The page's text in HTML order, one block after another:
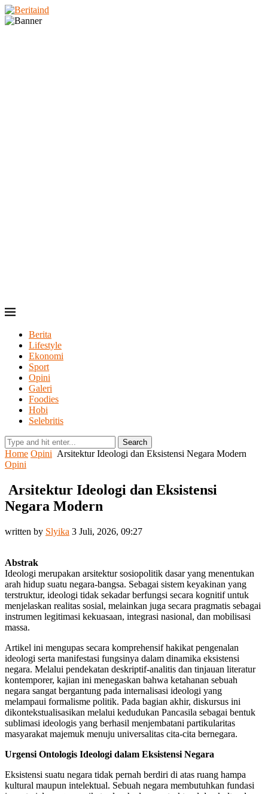
Berita
Lifestyle
Ekonomi
Sport
Opini
Galeri
Foodies
Hobi
Selebritis
Search
Home Opini Arsitektur Ideologi dan Eksistensi Negara Modern
Opini
Arsitektur Ideologi dan Eksistensi
Negara Modern
written by Slyika 3 Juli, 2026, 09:27
Abstrak
Ideologi merupakan arsitektur sosiopolitik dasar yang menentukan
arah hidup suatu negara-bangsa. Sebagai sistem keyakinan yang
terstruktur, ideologi tidak sekadar berfungsi secara kognitif untuk
menjelaskan realitas sosial, melainkan juga secara pragmatis sebagai
instrumen legitimasi kekuasaan, integrasi nasional, dan mobilisasi
massa.
Artikel ini mengupas secara komprehensif hakikat pengenalan
ideologi serta manifestasi fungsinya dalam dinamika eksistensi
negara. Melalui pendekatan deskriptif-analitis dan tinjauan literatur
kontemporer, kajian ini menegaskan bahwa ketahanan sebuah
negara sangat bergantung pada internalisasi ideologi yang
melampaui formalisme politik. Pada bagian akhir, diskursus ini
dikontekstualisasikan melalui kedudukan Pancasila sebagai bentuk
sublimasi ideologis yang berhasil menjembatani partikularitas
masyarakat majemuk menuju universalitas cita-cita bernegara.
Urgensi Ontologis Ideologi dalam Eksistensi Negara
Eksistensi suatu negara tidak pernah berdiri di atas ruang hampa
kultural maupun intelektual. Sebuah negara membutuhkan fundasi